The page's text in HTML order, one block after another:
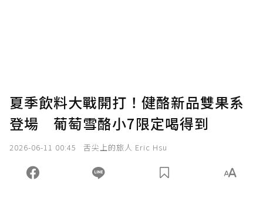
夏季飲料大戰開打！健酪新品雙果系
登場 葡萄雪酪小7限定喝得到
2026-06-11 00:45 舌尖上的旅人 Eric Hsu